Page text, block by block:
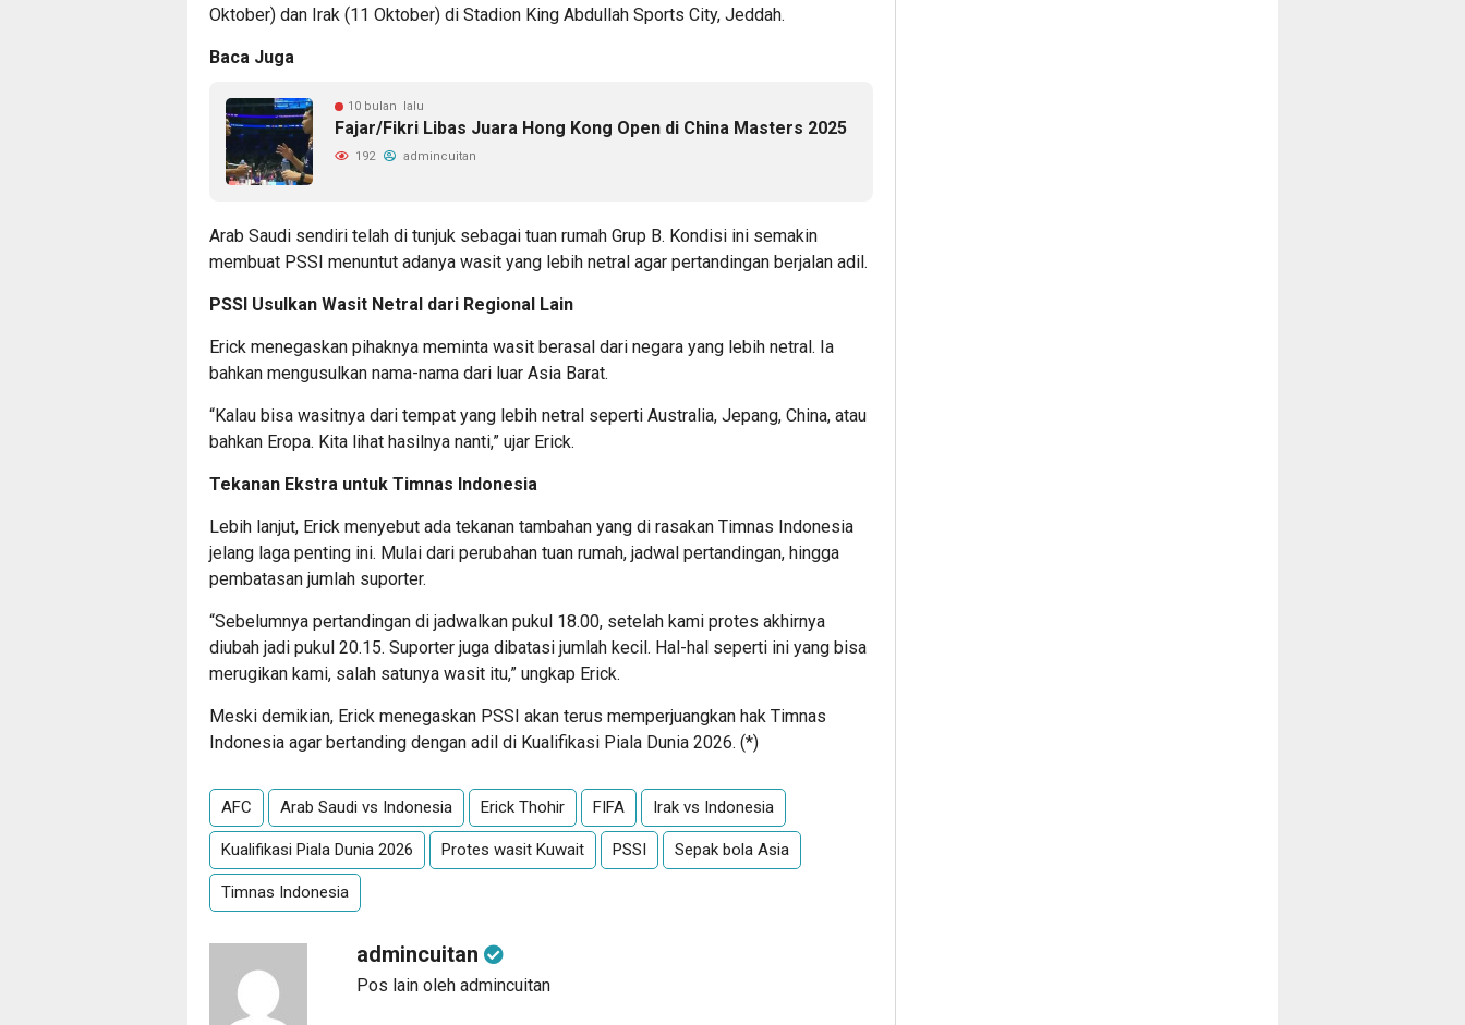
Oktober) dan Irak (11 Oktober) di Stadion King Abdullah Sports City, Jeddah.
Baca Juga
10 bulan lalu
Fajar/Fikri Libas Juara Hong Kong Open di China Masters 2025
192 admincuitan
Arab Saudi sendiri telah di tunjuk sebagai tuan rumah Grup B. Kondisi ini semakin
membuat PSSI menuntut adanya wasit yang lebih netral agar pertandingan berjalan adil.
PSSI Usulkan Wasit Netral dari Regional Lain
Erick menegaskan pihaknya meminta wasit berasal dari negara yang lebih netral. Ia
bahkan mengusulkan nama-nama dari luar Asia Barat.
“Kalau bisa wasitnya dari tempat yang lebih netral seperti Australia, Jepang, China, atau
bahkan Eropa. Kita lihat hasilnya nanti,” ujar Erick.
Tekanan Ekstra untuk Timnas Indonesia
Lebih lanjut, Erick menyebut ada tekanan tambahan yang di rasakan Timnas Indonesia
jelang laga penting ini. Mulai dari perubahan tuan rumah, jadwal pertandingan, hingga
pembatasan jumlah suporter.
“Sebelumnya pertandingan di jadwalkan pukul 18.00, setelah kami protes akhirnya
diubah jadi pukul 20.15. Suporter juga dibatasi jumlah kecil. Hal-hal seperti ini yang bisa
merugikan kami, salah satunya wasit itu,” ungkap Erick.
Meski demikian, Erick menegaskan PSSI akan terus memperjuangkan hak Timnas
Indonesia agar bertanding dengan adil di Kualifikasi Piala Dunia 2026. (*)
AFC Arab Saudi vs Indonesia Erick Thohir FIFA Irak vs Indonesia
Kualifikasi Piala Dunia 2026 Protes wasit Kuwait PSSI Sepak bola Asia
Timnas Indonesia
admincuitan
Pos lain oleh admincuitan